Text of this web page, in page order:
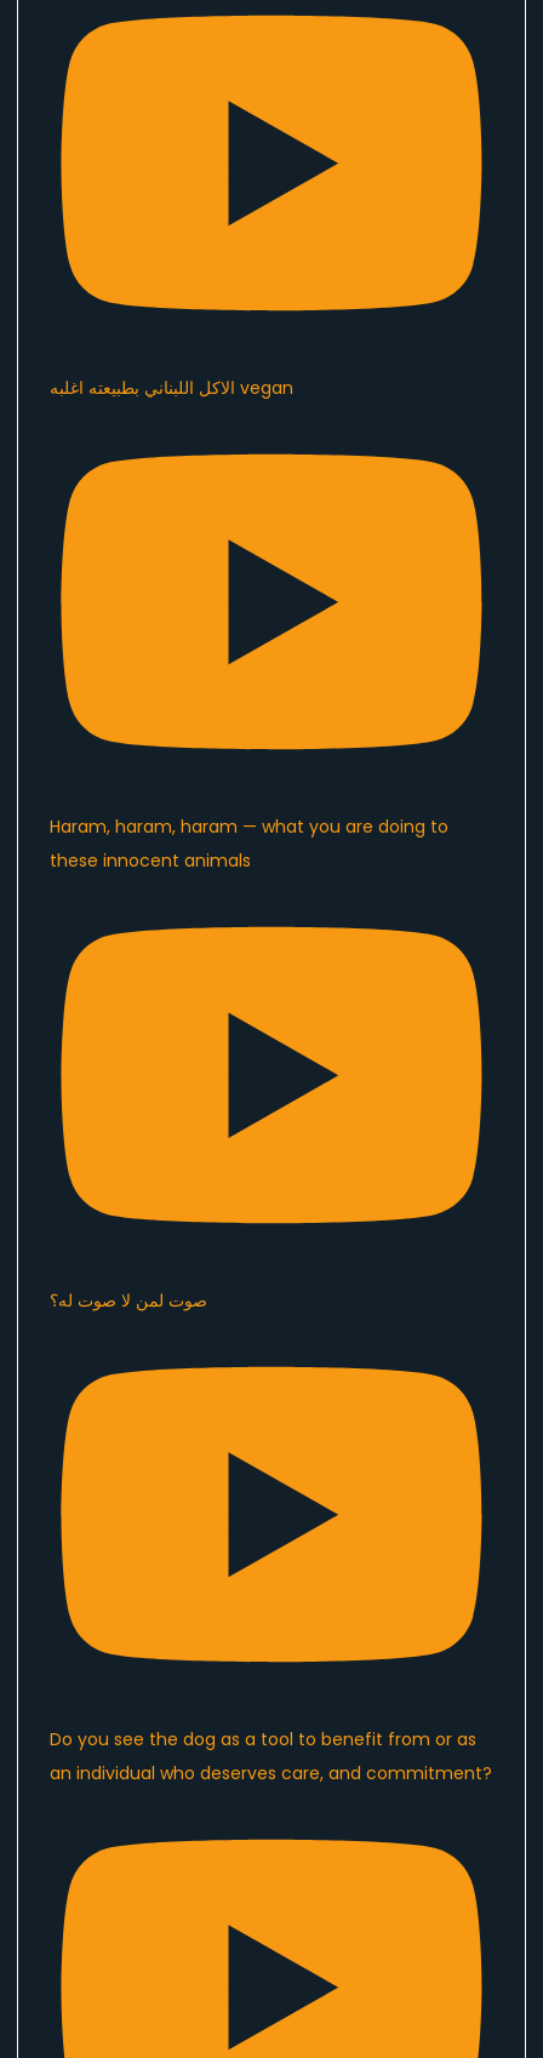
الاكل اللبناني بطبيعته اغلبه vegan
Haram, haram, haram — what you are doing to
these innocent animals
صوت لمن لا صوت له؟
Do you see the dog as a tool to benefit from or as
an individual who deserves care, and commitment?